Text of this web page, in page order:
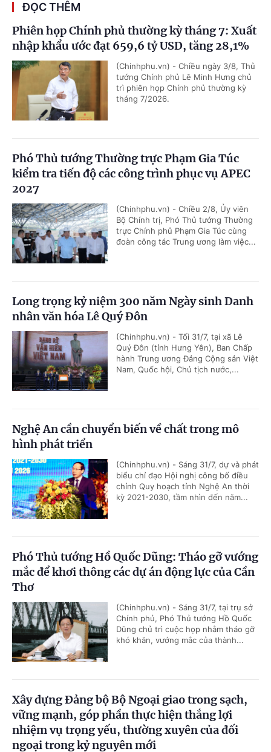
ĐỌC THÊM
Phiên họp Chính phủ thường kỳ tháng 7: Xuất
nhập khẩu ước đạt 659,6 tỷ USD, tăng 28,1%
(Chinhphu.vn) - Chiều ngày 3/8, Thủ
tướng Chính phủ Lê Minh Hưng chủ
trì phiên họp Chính phủ thường kỳ
tháng 7/2026.
Phó Thủ tướng Thường trực Phạm Gia Túc
kiểm tra tiến độ các công trình phục vụ APEC
2027
(Chinhphu.vn) - Chiều 2/8, Ủy viên
Bộ Chính trị, Phó Thủ tướng Thường
trực Chính phủ Phạm Gia Túc cùng
đoàn công tác Trung ương làm việc...
Long trọng kỷ niệm 300 năm Ngày sinh Danh
nhân văn hóa Lê Quý Đôn
(Chinhphu.vn) - Tối 31/7, tại xã Lê
Quý Đôn (tỉnh Hưng Yên), Ban Chấp
hành Trung ương Đảng Cộng sản Việt
Nam, Quốc hội, Chủ tịch nước,...
Nghệ An cần chuyển biến về chất trong mô
hình phát triển
(Chinhphu.vn) - Sáng 31/7, dự và phát
biểu chỉ đạo Hội nghị công bố điều
chỉnh Quy hoạch tỉnh Nghệ An thời
kỳ 2021-2030, tầm nhìn đến năm...
Phó Thủ tướng Hồ Quốc Dũng: Tháo gỡ vướng
mắc để khơi thông các dự án động lực của Cần
Thơ
(Chinhphu.vn) - Sáng 31/7, tại trụ sở
Chính phủ, Phó Thủ tướng Hồ Quốc
Dũng chủ trì cuộc họp nhằm tháo gỡ
khó khăn, vướng mắc của thành...
Xây dựng Đảng bộ Bộ Ngoại giao trong sạch,
vững mạnh, góp phần thực hiện thắng lợi
nhiệm vụ trọng yếu, thường xuyên của đối
ngoại trong kỷ nguyên mới